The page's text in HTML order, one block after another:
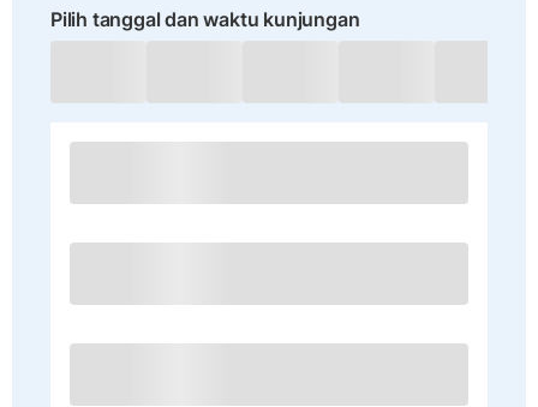
Pilih tanggal dan waktu kunjungan